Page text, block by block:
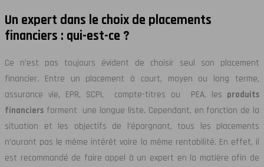
Un expert dans le choix de placements
financiers : qui-est-ce ?
Ce n’est pas toujours évident de choisir seul son placement
financier. Entre un placement à court, moyen ou long terme,
assurance vie, EPR, SCPI, compte-titres ou PEA, les produits
financiers forment une longue liste. Cependant, en fonction de la
situation et les objectifs de l’épargnant, tous les placements
n’auront pas le même intérêt voire la même rentabilité. En effet, il
est recommandé de faire appel à un expert en la matière afin de